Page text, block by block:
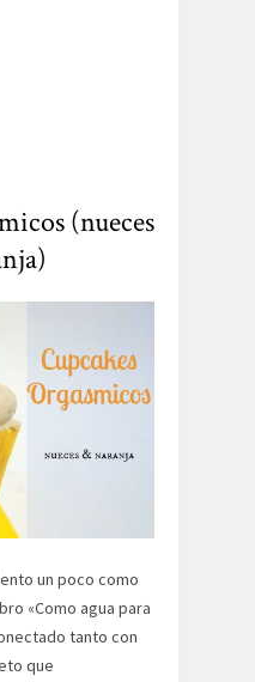
(nueces
un poco como
«Como agua para
tanto con
que